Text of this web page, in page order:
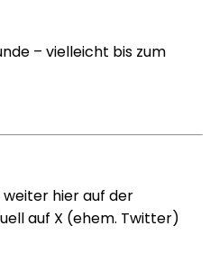
– vielleicht bis zum
hier auf der
auf X (ehem. Twitter)